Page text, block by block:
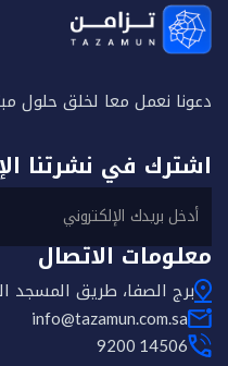
دعونا نعمل معا لخلق حلول
اشترك في نشرتنا
معلومات الاتصال
برج الصفا، طريق المسجد
info@tazamun.com.sa
9200 14506